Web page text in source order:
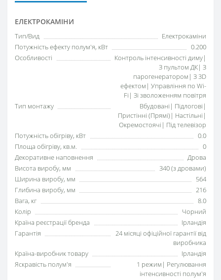
ЕЛЕКТРОКАМІНИ
Тип/Вид
Електрокаміни
Потужність ефекту полум'я, кВт
0.200
Особливості
Контроль інтенсивності диму|
З пультом ДК| З
парогенератором| З 3D
ефектом| Управління по Wi-
Fi| Зі зволоженням повітря
Тип монтажу
Вбудовані| Підлогові|
Пристінні (Прямі)| Настільні|
Окремостоячі| Під телевізор
Потужність обігріву, кВт
0.0
Площа обігріву, кв.м.
0
Декоративне наповнення
Дрова
Висота виробу, мм
340 (з дровами)
Ширина виробу, мм
564
Глибина виробу, мм
216
Вага, кг
8.0
Колір
Чорний
Країна реєстрації бренда
Ірландія
Гарантія
24 місяці офіційної гарантії від
виробника
Країна-виробник товару
Ірландія
Яскравість полум'я
1 режим| Регулювання
інтенсивності полум'я